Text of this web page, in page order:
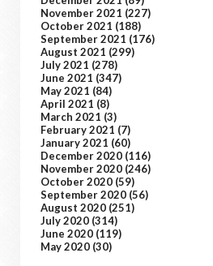
November 2021 (227)
October 2021 (188)
September 2021 (176)
August 2021 (299)
July 2021 (278)
June 2021 (347)
May 2021 (84)
April 2021 (8)
March 2021 (3)
February 2021 (7)
January 2021 (60)
December 2020 (116)
November 2020 (246)
October 2020 (59)
September 2020 (56)
August 2020 (251)
July 2020 (314)
June 2020 (119)
May 2020 (30)